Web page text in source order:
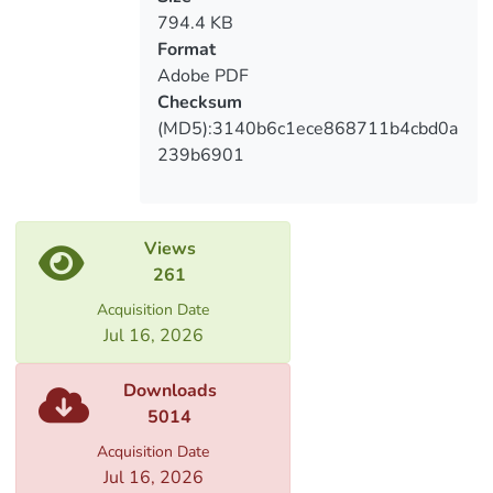
results of the master thesis research.
In conclusion I have summarized the
issues I have discussed in the topic.
794.4 KB
Format
Adobe PDF
Checksum
(MD5):3140b6c1ece868711b4cbd0a
239b6901
Views
261
Acquisition Date
Jul 16, 2026
Downloads
5014
Acquisition Date
Jul 16, 2026